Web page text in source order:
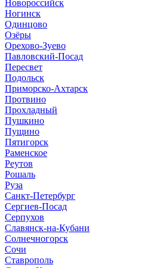
Новороссийск
Ногинск
Одинцово
Озёры
Орехово-Зуево
Павловский-Посад
Пересвет
Подольск
Приморско-Ахтарск
Протвино
Прохладный
Пушкино
Пущино
Пятигорск
Раменское
Реутов
Рошаль
Руза
Санкт-Петербург
Сергиев-Посад
Серпухов
Славянск-на-Кубани
Солнечногорск
Сочи
Ставрополь